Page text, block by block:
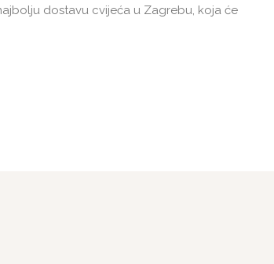
dostavu cvijeća u Zagrebu, koja će